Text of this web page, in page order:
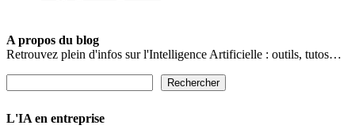
A propos du blog
Retrouvez plein d'infos sur l'Intelligence Artificielle : outils, tutos…
Rechercher
L'IA en entreprise